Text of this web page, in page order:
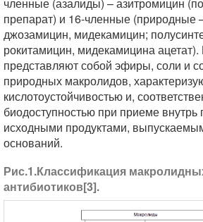
препарат) и 16-членные (природные
джозамицин, мидекамицин;
рокитамицин, мидекамицина
представляют собой эфиры, соли и
природных макролидов,
кислотоустойчивостью и,
биодоступностью при приеме
исходными продуктами,
оснований.
Рис.1.Классификация
антибиотиков[3].